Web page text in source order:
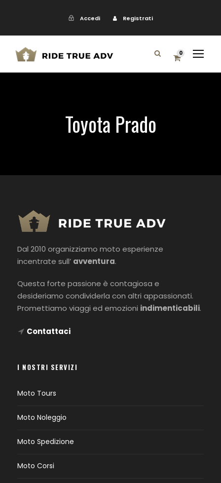
Accedi Registrati
0
Toyota Prado
Dal 2010 organizziamo moto esperienze
incentrate sull’ avventura.
Questa forte passione è contagiosa e
desideriamo condividerla con altri appassionati.
Promettiamo viaggi ed emozioni indimenticabili.
Contattaci
I NOSTRI SERVIZI
Moto Tours
Moto Noleggio
Moto Spedizione
Moto Corsi